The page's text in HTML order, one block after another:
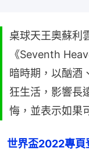
桌球天王奧蘇利
《Seventh
暗時期，以酗酒
狂生活，影響長
悔，並表示如果
世界盃2022專頁